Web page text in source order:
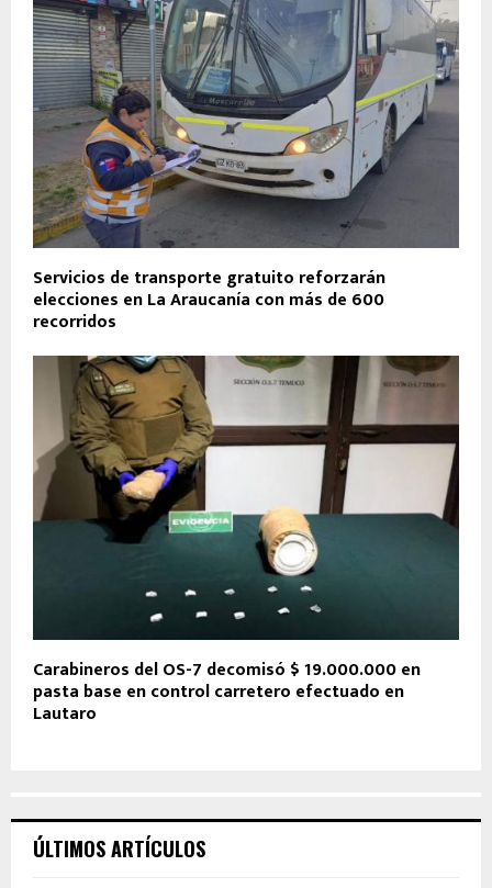
Servicios de transporte gratuito reforzarán
elecciones en La Araucanía con más de 600
recorridos
Carabineros del OS-7 decomisó $ 19.000.000 en
pasta base en control carretero efectuado en
Lautaro
ÚLTIMOS ARTÍCULOS